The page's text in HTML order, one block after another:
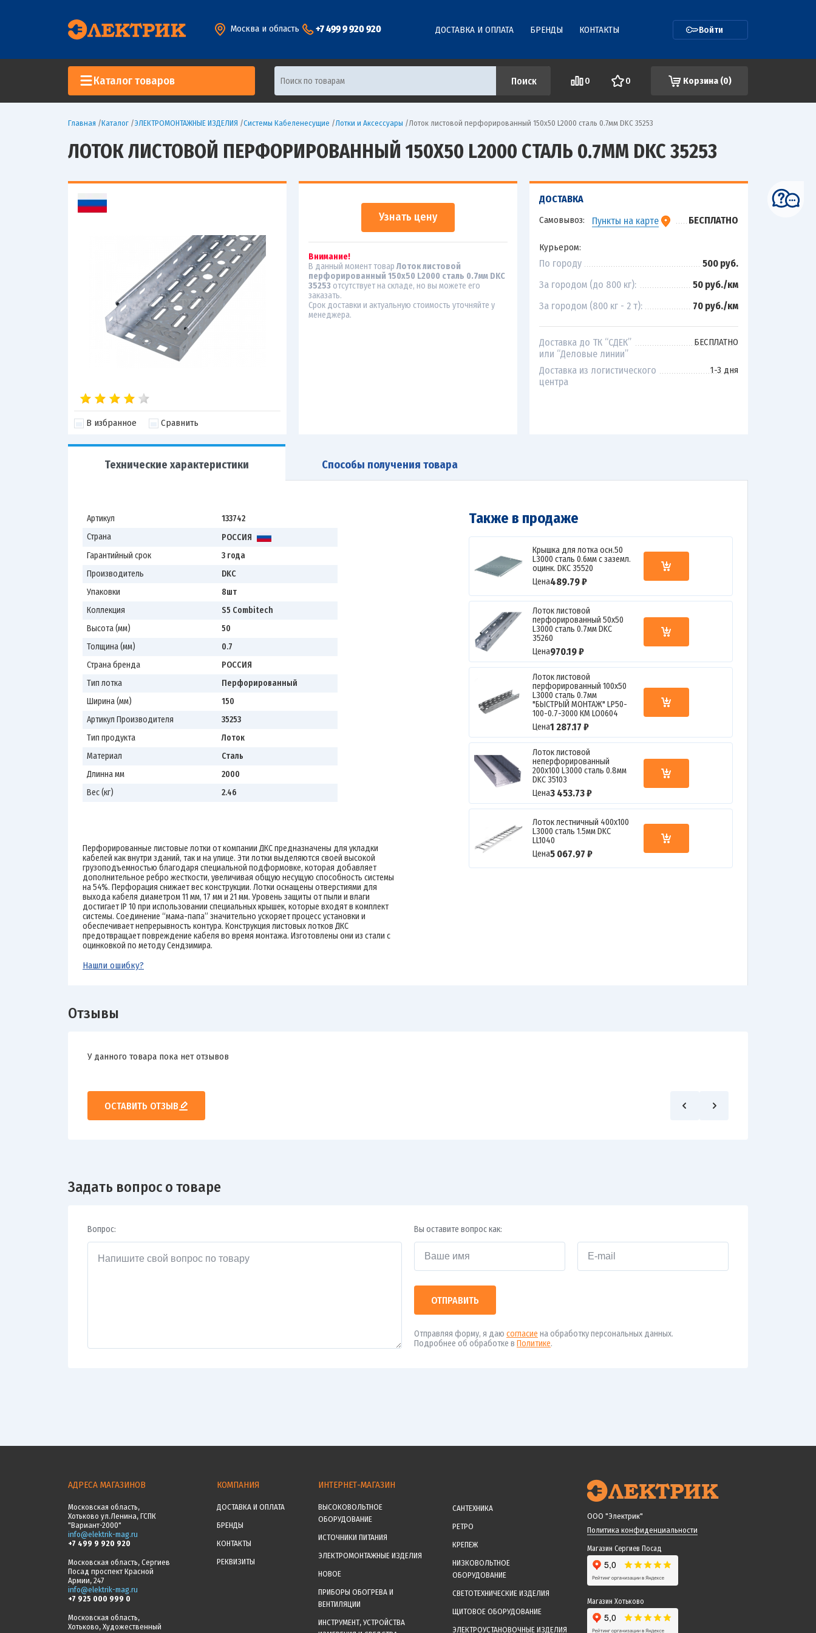
Москва и область +7 499 9 920 920 ДОСТАВКА И ОПЛАТА БРЕНДЫ КОНТАКТЫ Войти
Каталог товаров 0 0 Корзина (0)
Главная /Каталог /ЭЛЕКТРОМОНТАЖНЫЕ ИЗДЕЛИЯ /Системы Кабеленесущие /Лотки и Аксессуары /Лоток листовой перфорированный 150х50 L2000 сталь 0.7мм DKC 35253
ЛОТОК ЛИСТОВОЙ ПЕРФОРИРОВАННЫЙ 150Х50 L2000 СТАЛЬ 0.7ММ DKC 35253
В избранное Сравнить
Узнать цену
Внимание!
В данный момент товар Лоток листовой
перфорированный 150х50 L2000 сталь 0.7мм DKC
35253 отсутствует на складе, но вы можете его
заказать.
Срок доставки и актуальную стоимость уточняйте у
менеджера.
ДОСТАВКА
Самовывоз: Пункты на карте БЕСПЛАТНО
Курьером:
По городу
500 руб.
За городом (до 800 кг):
50 руб./км
За городом (800 кг - 2 т):
70 руб./км
Доставка до ТК “СДЕК”
или “Деловые линии”
БЕСПЛАТНО
Доставка из логистического
центра
1-3 дня
Технические характеристики Способы получения товара
Артикул
133742
Страна
РОССИЯ
Гарантийный срок
3 года
Производитель
DKC
Упаковки
8шт
Коллекция
S5 Combitech
Высота (мм)
50
Толщина (мм)
0.7
Страна бренда
РОССИЯ
Тип лотка
Перфорированный
Ширина (мм)
150
Артикул Производителя
35253
Тип продукта
Лоток
Материал
Сталь
Длинна мм
2000
Вес (кг)
2.46
Перфорированные листовые лотки от компании ДКС предназначены для укладки
кабелей как внутри зданий, так и на улице. Эти лотки выделяются своей высокой
грузоподъемностью благодаря специальной подформовке, которая добавляет
дополнительное ребро жесткости, увеличивая общую несущую способность системы
на 54%. Перфорация снижает вес конструкции. Лотки оснащены отверстиями для
выхода кабеля диаметром 11 мм, 17 мм и 21 мм. Уровень защиты от пыли и влаги
достигает IP 10 при использовании специальных крышек, которые входят в комплект
системы. Соединение “мама-папа” значительно ускоряет процесс установки и
обеспечивает непрерывность контура. Конструкция листовых лотков ДКС
предотвращает повреждение кабеля во время монтажа. Изготовлены они из стали с
оцинковкой по методу Сендзимира.
Также в продаже
Крышка для лотка осн.50
L3000 сталь 0.6мм с заземл.
оцинк. DKC 35520
Цена489.79 ₽
Лоток листовой
перфорированный 50х50
L3000 сталь 0.7мм DKC
35260
Цена970.19 ₽
Лоток листовой
перфорированный 100х50
L3000 сталь 0.7мм
"БЫСТРЫЙ МОНТАЖ" LP50-
100-0.7-3000 КМ LO0604
Цена1 287.17 ₽
Лоток листовой
неперфорированный
200х100 L3000 сталь 0.8мм
DKC 35103
Цена3 453.73 ₽
Лоток лестничный 400х100
L3000 сталь 1.5мм DKC
LL1040
Цена5 067.97 ₽
Нашли ошибку?
Отзывы
У данного товара пока нет отзывов
ОСТАВИТЬ ОТЗЫВ
Задать вопрос о товаре
Вопрос: Вы оставите вопрос как:
ОТПРАВИТЬ
Отправляя форму, я даю согласие на обработку персональных данных.
Подробнее об обработке в Политике.
АДРЕСА МАГАЗИНОВ
Московская область,
Хотьково ул.Ленина, ГСПК
"Вариант-2000"
info@elektrik-mag.ru
+7 499 9 920 920
Московская область, Сергиев
Посад проспект Красной
Армии, 247
info@elektrik-mag.ru
+7 925 000 999 0
Московская область,
Хотьково, Художественный
КОМПАНИЯ
ДОСТАВКА И ОПЛАТА
БРЕНДЫ
КОНТАКТЫ
РЕКВИЗИТЫ
ИНТЕРНЕТ-МАГАЗИН
ВЫСОКОВОЛЬТНОЕ
ОБОРУДОВАНИЕ
ИСТОЧНИКИ ПИТАНИЯ
ЭЛЕКТРОМОНТАЖНЫЕ ИЗДЕЛИЯ
НОВОЕ
ПРИБОРЫ ОБОГРЕВА И
ВЕНТИЛЯЦИИ
ИНСТРУМЕНТ, УСТРОЙСТВА
САНТЕХНИКА
РЕТРО
КРЕПЕЖ
НИЗКОВОЛЬТНОЕ
ОБОРУДОВАНИЕ
СВЕТОТЕХНИЧЕСКИЕ ИЗДЕЛИЯ
ЩИТОВОЕ ОБОРУДОВАНИЕ
ЭЛЕКТРОУСТАНОВОЧНЫЕ ИЗДЕЛИЯ
ООО "Электрик"
Политика конфиденциальности
Магазин Сергиев Посад
Магазин Хотьково